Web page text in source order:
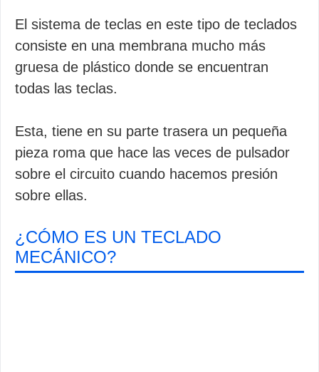
El sistema de teclas en este tipo de teclados
consiste en una membrana mucho más
gruesa de plástico donde se encuentran
todas las teclas.
Esta, tiene en su parte trasera un pequeña
pieza roma que hace las veces de pulsador
sobre el circuito cuando hacemos presión
sobre ellas.
¿CÓMO ES UN TECLADO
MECÁNICO?